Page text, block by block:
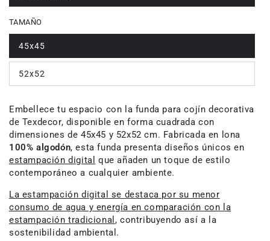
TAMAÑO
45x45
52x52
Embellece tu espacio con la funda para cojín decorativa
de Texdecor, disponible en forma cuadrada con
dimensiones de 45x45 y 52x52 cm. Fabricada en lona
100% algodón, esta funda presenta diseños únicos en
estampación digital que añaden un toque de estilo
contemporáneo a cualquier ambiente.
La estampación digital se destaca por su menor
consumo de agua y energía en comparación con la
estampación tradicional , contribuyendo así a la
sostenibilidad ambiental.